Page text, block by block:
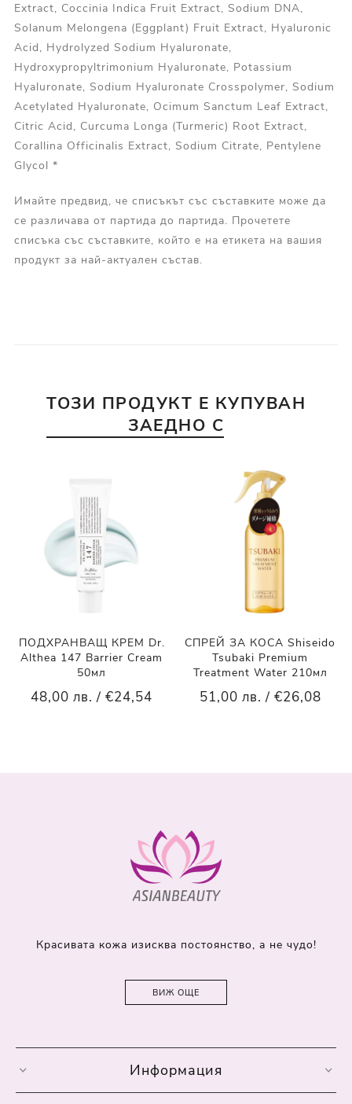
Extract, Coccinia Indica Fruit Extract, Sodium DNA,
Solanum Melongena (Eggplant) Fruit Extract, Hyaluronic
Acid, Hydrolyzed Sodium Hyaluronate,
Hydroxypropyltrimonium Hyaluronate, Potassium
Hyaluronate, Sodium Hyaluronate Crosspolymer, Sodium
Acetylated Hyaluronate, Ocimum Sanctum Leaf Extract,
Citric Acid, Curcuma Longa (Turmeric) Root Extract,
Corallina Officinalis Extract, Sodium Citrate, Pentylene
Glycol *
Имайте предвид, че списъкът със съставките може да
се различава от партида до партида. Прочетете
списъка със съставките, който е на етикета на вашия
продукт за най-актуален състав.
ТОЗИ ПРОДУКТ Е КУПУВАН
ЗАЕДНО С
ПОДХРАНВАЩ КРЕМ Dr.
Althea 147 Barrier Cream
50мл
48,00 лв. / €24,54
СПРЕЙ ЗА КОСА Shiseido
Tsubaki Premium
Treatment Water 210мл
51,00 лв. / €26,08
Красивата кожа изисква постоянство, а не чудо!
ВИЖ ОЩЕ
Информация